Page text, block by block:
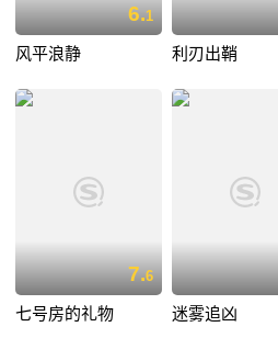
6.1
风平浪静 利刃出鞘
7.6
七号房的礼物 迷雾追凶